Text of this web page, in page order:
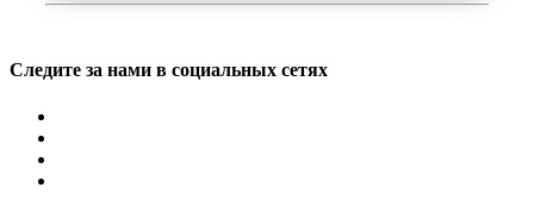
Следите за нами в социальных сетях